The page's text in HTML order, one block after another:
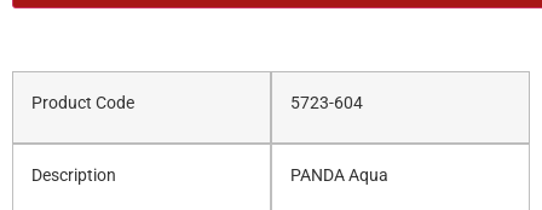
Product Code 5723-604
Description PANDA Aqua